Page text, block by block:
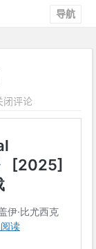
导航
闭评论